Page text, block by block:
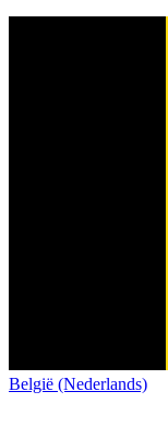
België (Nederlands)